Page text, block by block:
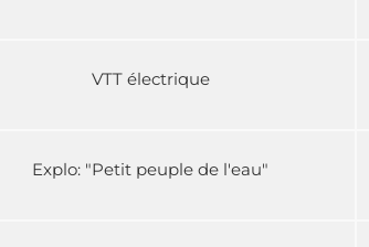
VTT électrique
Explo: "Petit peuple de l'eau"